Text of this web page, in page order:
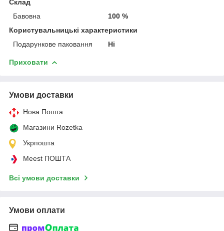
Склад
Бавовна
100 %
Користувальницькі характеристики
Подарункове паковання
Ні
Приховати
Умови доставки
Нова Пошта
Магазини Rozetka
Укрпошта
Meest ПОШТА
Всі умови доставки
Умови оплати